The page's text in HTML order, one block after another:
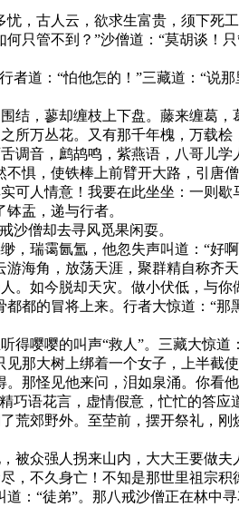
古人云，欲求生富贵，须下死
只管不到？”沙僧道：“莫胡谈！
道：“怕他怎的！”三藏道：“说
，蓼却缠枝上下盘。藤来缠葛，
所万丛花。又有那千年槐，万载
调音，鹧鸪鸣，紫燕语，八哥儿
惧，使铁棒上前臂开大路，引唐
可人情意！我要在此坐坐：一则
盂，递与行者。
僧却去寻风觅果闲耍。
瑞霭氤氲，他忽失声叫道：“好
海角，放荡天涯，聚群精自称
。如今脱却天灾。做小伏低，与
都的冒将上来。行者大惊道：“那
嘤嘤的叫声“救人”。三藏大惊道
那大树上绑着一个女子，上半截
那怪见他来问，泪如泉涌。你看
巧语花言，虚情假意，忙忙的答
荒郊野外。至茔前，摆开祭礼，
众强人拐来山内，大大王要做夫
，不久身亡！不知是那世里祖宗
：“徒弟”。那八戒沙僧正在林中